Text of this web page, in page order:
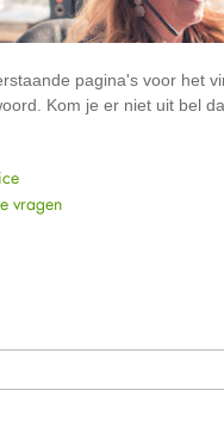
pagina's voor het
Kom je er niet uit bel
vragen